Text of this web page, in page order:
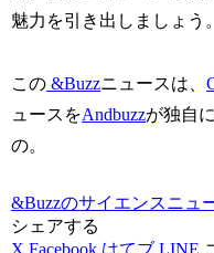
魅力を引き出しましょう。
この &Buzzニュースは、
ュースをAndbuzzが独自
の。
&Buzzのサイエンスニュ
シェアする